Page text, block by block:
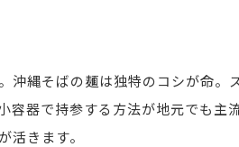
弁当を美味しく保つおすすめ方法
交わるそば弁当の楽しみ
弁当で感じる伝統と進化の融合
縄そばの麺は独特のコシが命
器で持参する方法が地元でも主
きます。